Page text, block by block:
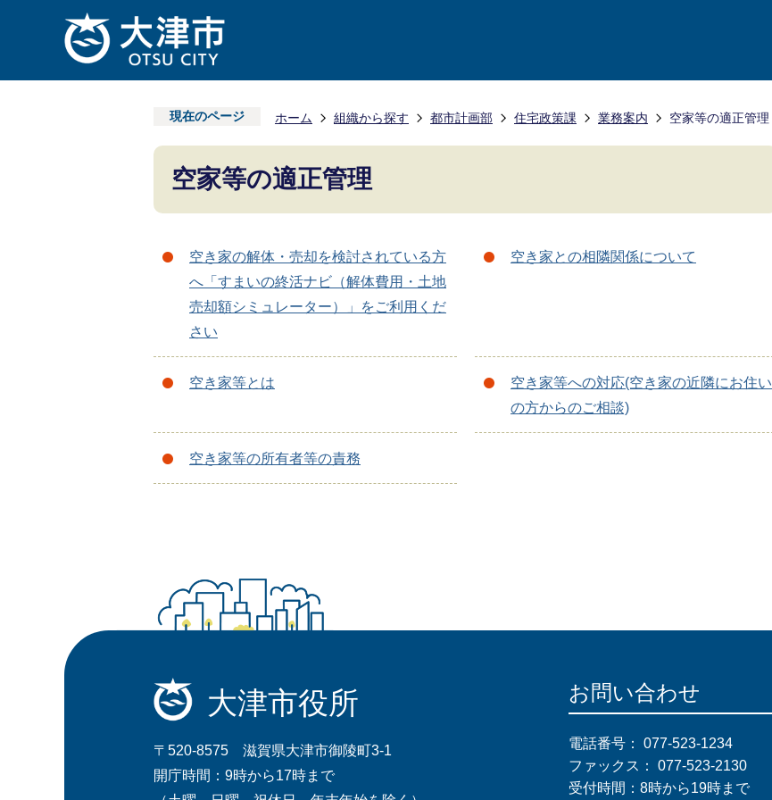
現在のページ ホーム 組織から探す 都市計画部 住宅政策課 業務案内 空家等の適正管理
空家等の適正管理
空き家の解体・売却を検討されている方
へ「すまいの終活ナビ（解体費用・土地
売却額シミュレーター）」をご利用くだ
さい
空き家との相隣関係について
空き家等とは
空き家等への対応(空き家の近隣にお住い
の方からのご相談)
空き家等の所有者等の責務
大津市役所
〒520-8575 滋賀県大津市御陵町3-1
開庁時間：9時から17時まで
お問い合わせ
電話番号： 077-523-1234
ファックス： 077-523-2130
受付時間：8時から19時まで